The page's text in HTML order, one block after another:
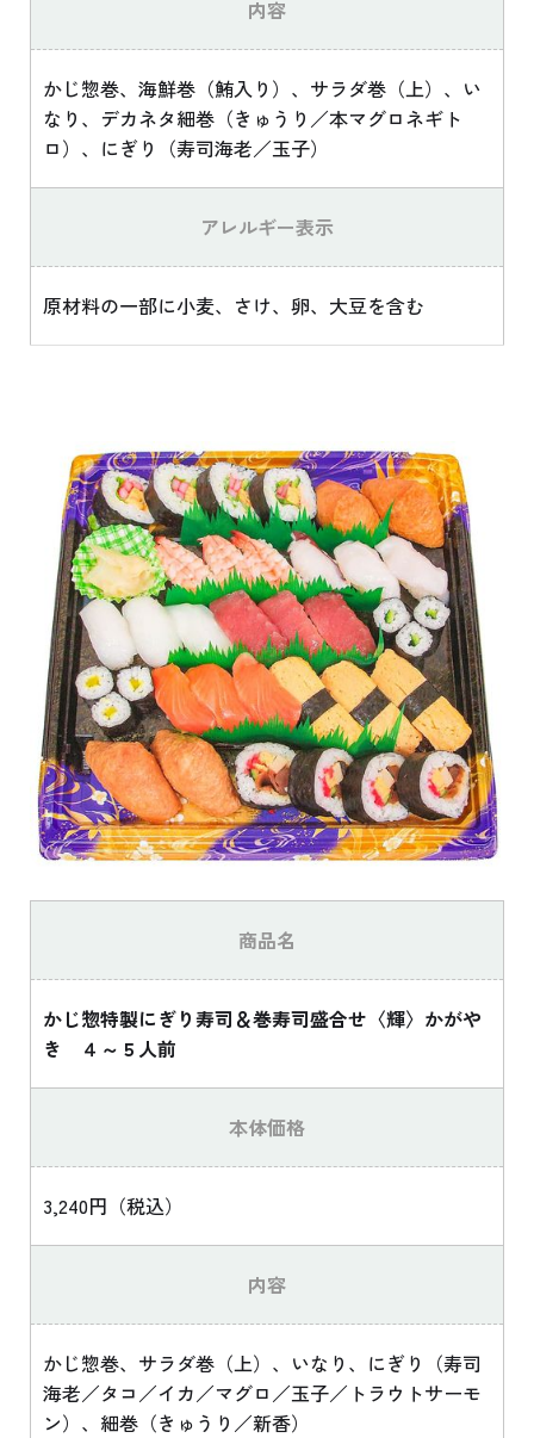
内容
かじ惣巻、海鮮巻（鮪入り）、サラダ巻（上）、い
なり、デカネタ細巻（きゅうり／本マグロネギト
ロ）、にぎり（寿司海老／玉子）
アレルギー表示
原材料の一部に小麦、さけ、卵、大豆を含む
商品名
かじ惣特製にぎり寿司＆巻寿司盛合せ〈輝〉かがや
き ４～５人前
本体価格
3,240円（税込）
内容
かじ惣巻、サラダ巻（上）、いなり、にぎり（寿司
海老／タコ／イカ／マグロ／玉子／トラウトサーモ
ン）、細巻（きゅうり／新香）